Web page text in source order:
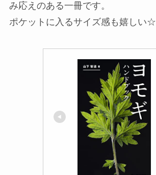
み応えのある一冊です。
ポケットに入るサイズ感も嬉しい☆